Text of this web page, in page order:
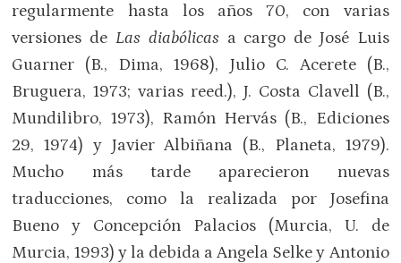
regularmente hasta los años 70, con varias
versiones de Las diabólicas a cargo de José Luis
Guarner (B., Dima, 1968), Julio C. Acerete (B.,
Bruguera, 1973; varias reed.), J. Costa Clavell (B.,
Mundilibro, 1973), Ramón Hervás (B., Ediciones
29, 1974) y Javier Albiñana (B., Planeta, 1979).
Mucho más tarde aparecieron nuevas
traducciones, como la realizada por Josefina
Bueno y Concepción Palacios (Murcia, U. de
Murcia, 1993) y la debida a Angela Selke y Antonio